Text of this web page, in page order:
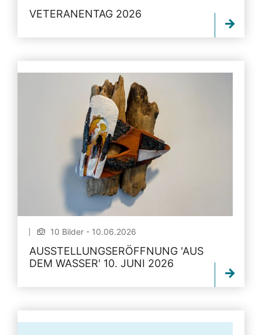
VETERANENTAG 2026
10 Bilder - 10.06.2026
AUSSTELLUNGSERÖFFNUNG 'AUS
DEM WASSER' 10. JUNI 2026